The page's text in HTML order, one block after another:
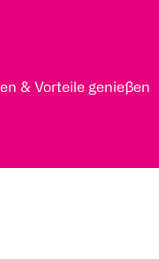
& Vorteile genießen